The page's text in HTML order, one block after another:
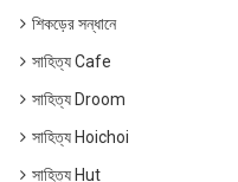
শিকড়ের সন্ধানে
সাহিত্য Cafe
সাহিত্য Droom
সাহিত্য Hoichoi
সাহিত্য Hut